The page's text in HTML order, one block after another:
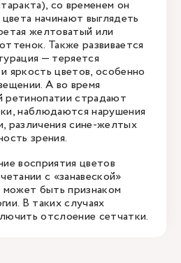
со временем он
начинают выглядеть
желтоватый или
Также развивается
— теряется
яркость цветов, особенно
А во время
ретинопатии страдают
наблюдаются нарушения
различения сине-желтых
зрения.
восприятия цветов
с «занавеской»
может быть признаком
В таких случаях
отслоение сетчатки.